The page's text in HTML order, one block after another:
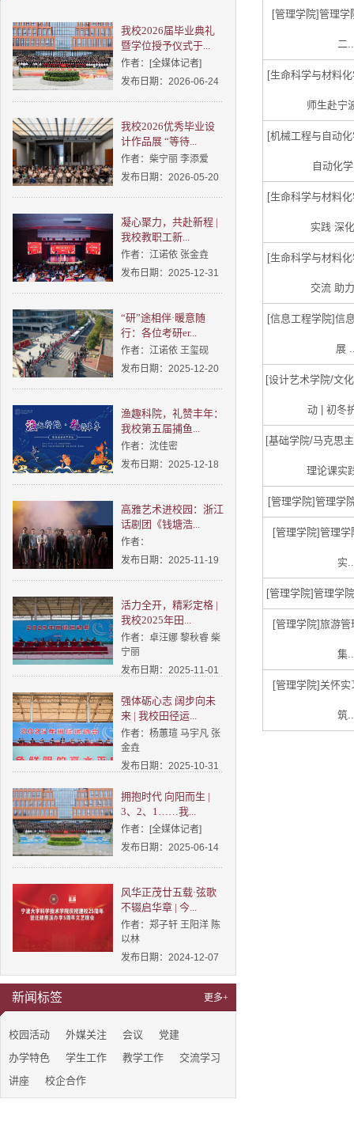
我校2026届毕业典礼
暨学位授予仪式于...
作者：[全媒体记者]
发布日期：2026-06-24
我校2026优秀毕业设
计作品展 “等待...
作者：柴宁丽 李添爱
发布日期：2026-05-20
凝心聚力，共赴新程 |
我校教职工新...
作者：江诺依 张金垚
发布日期：2025-12-31
“研”途相伴·暖意随
行：各位考研er...
作者：江诺依 王玺砚
发布日期：2025-12-20
渔趣科院，礼赞丰年：
我校第五届捕鱼...
作者：沈佳密
发布日期：2025-12-18
高雅艺术进校园：浙江
话剧团《钱塘浩...
作者：
发布日期：2025-11-19
活力全开，精彩定格 |
我校2025年田...
作者：卓汪娜 黎秋睿 柴
宁丽
发布日期：2025-11-01
强体砺心志 阔步向未
来 | 我校田径运...
作者：杨蕙瑄 马宇凡 张
金垚
发布日期：2025-10-31
拥抱时代 向阳而生 |
3、2、1……我...
作者：[全媒体记者]
发布日期：2025-06-14
风华正茂廿五载·弦歌
不辍启华章 | 今...
作者：郑子轩 王阳洋 陈
以林
发布日期：2024-12-07
新闻标签 更多+
校园活动 外媒关注 会议
党建
办学特色
学生工作 教学工作
交流学习
讲座
校企合作
[管理学院]管理学
二
[生命科学与材料
师生赴宁
[机械工程与自动
自动化
[生命科学与材料
实践 深
[生命科学与材料
交流 助
[信息工程学院]信
展
[设计艺术学院/文
动 | 初冬
[基础学院/马克思
理论课实
[管理学院]管理学
[管理学院]管理学
实
[管理学院]管理学
[管理学院]旅游管
集
[管理学院] 关怀实
筑